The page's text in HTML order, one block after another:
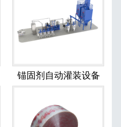
锚固剂自动灌装设备